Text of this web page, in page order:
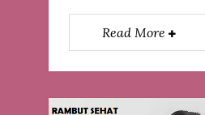
Read More